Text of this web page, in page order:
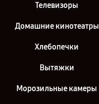
Телевизоры
Домашние кинотеатры
Хлебопечки
Вытяжки
Морозильные камеры